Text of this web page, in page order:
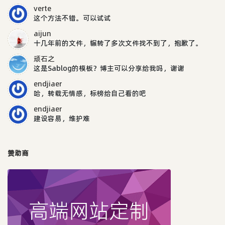
verte
这个方法不错。可以试试
aijun
十几年前的文件，辗转了多次文件找不到了，抱歉了。
顽石之
这是Sablog的模板？博主可以分享给我吗，谢谢
endjiaer
哈，转载无情感，标榜给自己看的吧
endjiaer
建设容易，维护难
赞助商